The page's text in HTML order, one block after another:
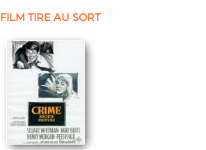
FILM TIRE AU SORT